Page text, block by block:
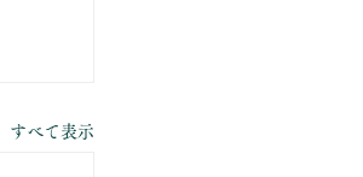
すべて表示